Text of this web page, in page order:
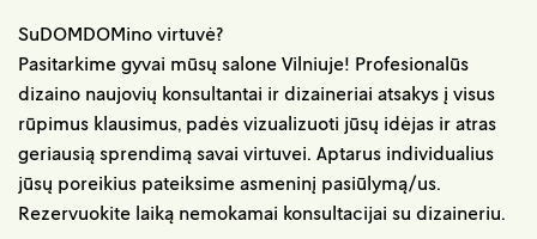
SuDOMDOMino virtuvė?
Pasitarkime gyvai mūsų salone Vilniuje! Profesionalūs
dizaino naujovių konsultantai ir dizaineriai atsakys į visus
rūpimus klausimus, padės vizualizuoti jūsų idėjas ir atras
geriausią sprendimą savai virtuvei. Aptarus individualius
jūsų poreikius pateiksime asmeninį pasiūlymą/us.
Rezervuokite laiką nemokamai konsultacijai su dizaineriu.